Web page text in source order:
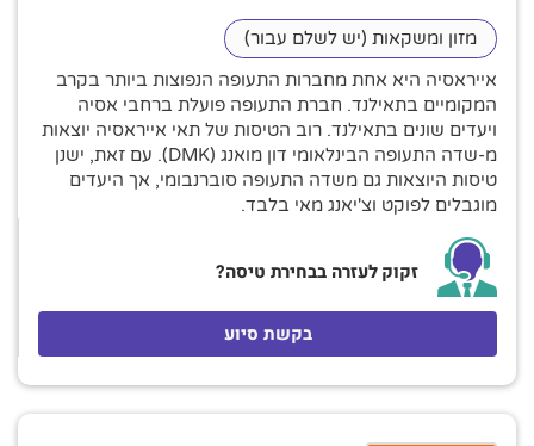
מזון ומשקאות (יש לשלם עבור)
אייראסיה היא אחת מחברות התעופה הנפוצות ביותר בקרב
המקומיים בתאילנד. חברת התעופה פועלת ברחבי אסיה
ויעדים שונים בתאילנד. רוב הטיסות של תאי אייראסיה יוצאות
מ-שדה התעופה הבינלאומי דון מואנג (DMK). עם זאת, ישנן
טיסות היוצאות גם משדה התעופה סוברנבומי, אך היעדים
מוגבלים לפוקט וצ'יאנג מאי בלבד.
זקוק לעזרה בבחירת טיסה?
בקשת סיוע